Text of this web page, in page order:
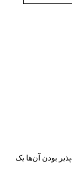
بودن آن‌ها یک